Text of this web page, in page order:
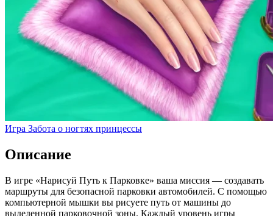
Игра Забота о ногтях принцессы
Описание
В игре «Нарисуй Путь к Парковке» ваша миссия — создавать
маршруты для безопасной парковки автомобилей. С помощью
компьютерной мышки вы рисуете путь от машины до
выделенной парковочной зоны. Каждый уровень игры